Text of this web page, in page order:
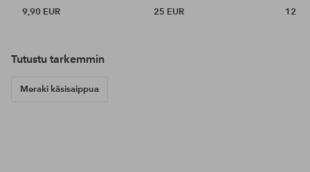
9,90 EUR
25 EUR
12
Tutustu tarkemmin
Meraki käsisaippua